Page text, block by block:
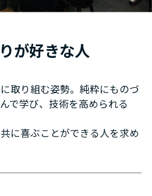
が好きな人
取り組む姿勢。純粋にものづ
で学び、技術を高められる
に喜ぶことができる人を求め